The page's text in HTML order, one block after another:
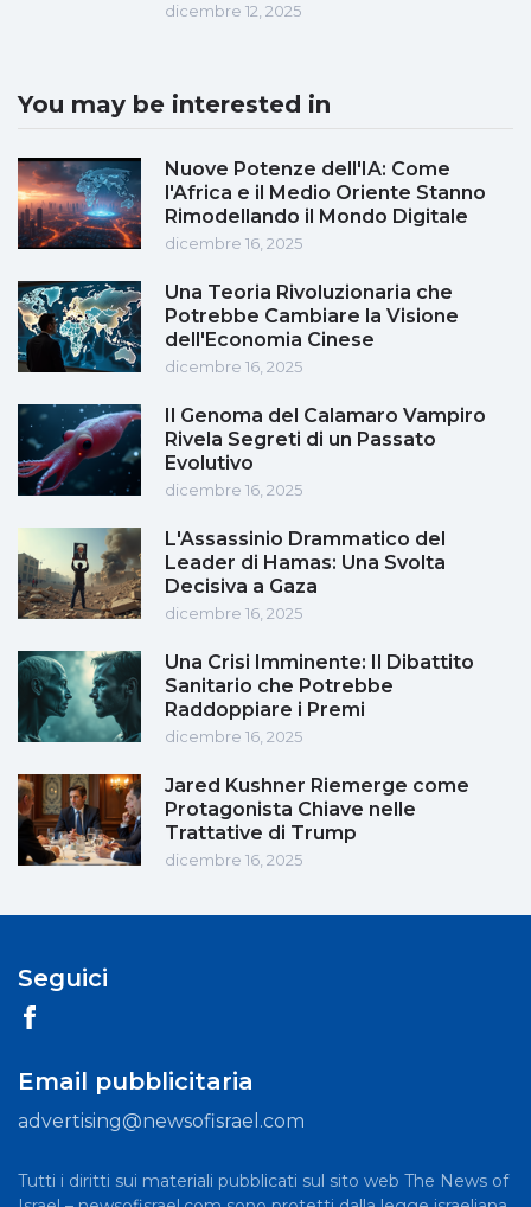
dicembre 12, 2025
You may be interested in
Nuove Potenze dell'IA: Come
l'Africa e il Medio Oriente Stanno
Rimodellando il Mondo Digitale
dicembre 16, 2025
Una Teoria Rivoluzionaria che
Potrebbe Cambiare la Visione
dell'Economia Cinese
dicembre 16, 2025
Il Genoma del Calamaro Vampiro
Rivela Segreti di un Passato
Evolutivo
dicembre 16, 2025
L'Assassinio Drammatico del
Leader di Hamas: Una Svolta
Decisiva a Gaza
dicembre 16, 2025
Una Crisi Imminente: Il Dibattito
Sanitario che Potrebbe
Raddoppiare i Premi
dicembre 16, 2025
Jared Kushner Riemerge come
Protagonista Chiave nelle
Trattative di Trump
dicembre 16, 2025
Seguici
Email pubblicitaria
advertising@newsofisrael.com
Tutti i diritti sui materiali pubblicati sul sito web The News of